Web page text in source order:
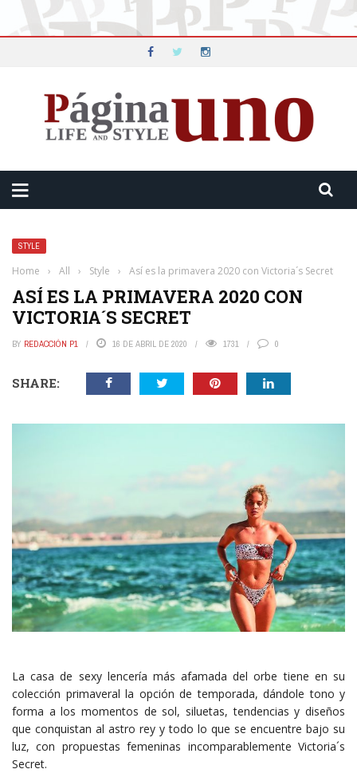
STYLE
Home › All › Style › Así es la primavera 2020 con Victoria´s Secret
ASÍ ES LA PRIMAVERA 2020 CON
VICTORIA´S SECRET
BY REDACCIÓN P1 16 DE ABRIL DE 2020 1731 0
SHARE:
La casa de sexy lencería más afamada del orbe tiene en su
colección primaveral la opción de temporada, dándole tono y
forma a los momentos de sol, siluetas, tendencias y diseños
que conquistan al astro rey y todo lo que se encuentre bajo su
luz, con propuestas femeninas incomparablemente Victoria´s
Secret.